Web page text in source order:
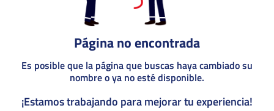
Página no encontrada
Es posible que la página que buscas haya cambiado su
nombre o ya no esté disponible.
¡Estamos trabajando para mejorar tu experiencia!